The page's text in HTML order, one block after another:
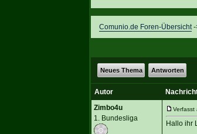
Vereinsdiskussion
Vereinsfragen
Comunio.de Foren-Übersicht-
Neues Thema Antworten
Autor
Zimbo4u
1. Bundesliga
Verfasst
Hallo ihr